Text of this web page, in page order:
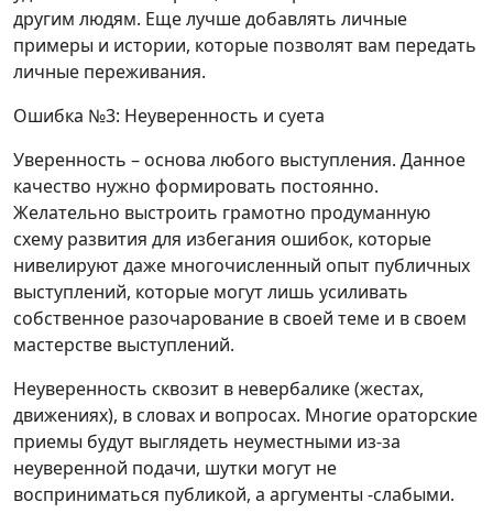
другим людям. Еще лучше добавлять личные
примеры и истории, которые позволят вам передать
личные переживания.
Ошибка №3: Неуверенность и суета
Уверенность – основа любого выступления. Данное
качество нужно формировать постоянно.
Желательно выстроить грамотно продуманную
схему развития для избегания ошибок, которые
нивелируют даже многочисленный опыт публичных
выступлений, которые могут лишь усиливать
собственное разочарование в своей теме и в своем
мастерстве выступлений.
Неуверенность сквозит в невербалике (жестах,
движениях), в словах и вопросах. Многие ораторские
приемы будут выглядеть неуместными из-за
неуверенной подачи, шутки могут не
восприниматься публикой, а аргументы -слабыми.